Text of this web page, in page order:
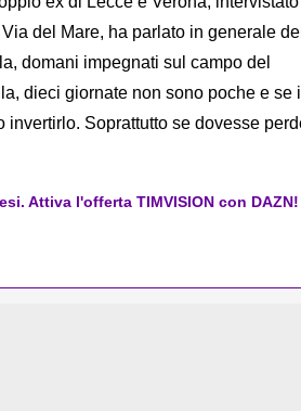
del Mare, ha parlato in generale
domani impegnati sul campo del
dieci giornate non sono poche e se il
Soprattutto se dovesse
Attiva l'offerta TIMVISION con DAZN!